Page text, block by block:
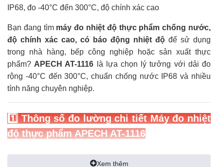
IP68, đo -40°C đến 300°C, độ chính xác cao
Bạn đang tìm máy đo nhiệt độ thực phẩm chống nước,
độ chính xác cao, có báo động nhiệt độ để sử dụng
trong nhà hàng, bếp công nghiệp hoặc sản xuất thực
phẩm? APECH AT-1116 là lựa chọn lý tưởng với dải đo
rộng -40°C đến 300°C, chuẩn chống nước IP68 và nhiều
tính năng chuyên nghiệp.
1️⃣ Thông số đo lường chi tiết Máy đo nhiệt
độ thực phẩm APECH AT-1116
Phạm vi đo:-40°C đến 300°C (-40°F đến 572°F)
Xem thêm